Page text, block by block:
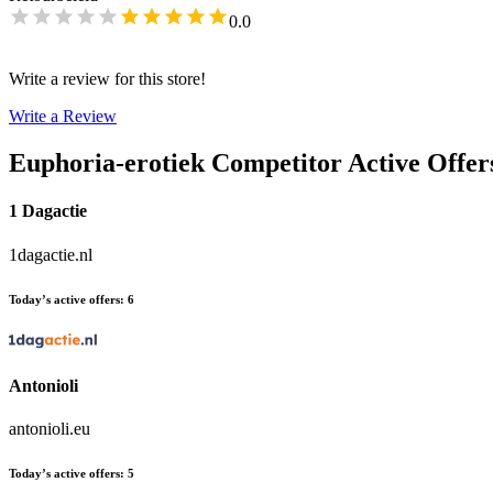
0.0
Write a review for this store!
Write a Review
Euphoria-erotiek Competitor Active
1 Dagactie
1dagactie.nl
Today’s active offers: 6
Antonioli
antonioli.eu
Today’s active offers: 5